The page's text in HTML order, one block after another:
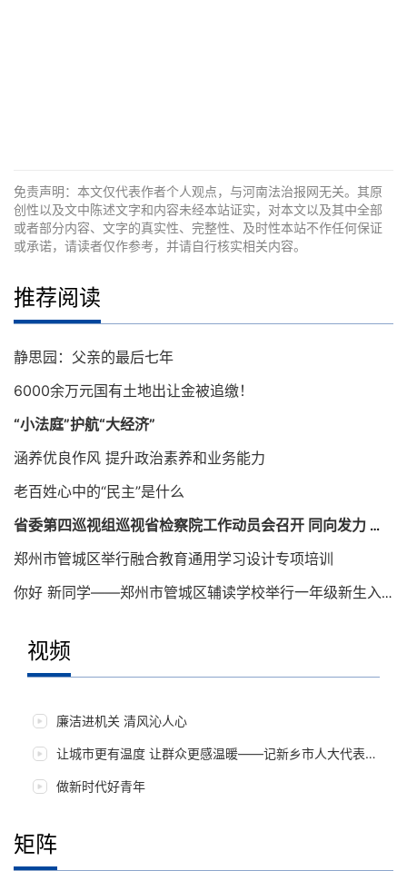
免责声明：本文仅代表作者个人观点，与河南法治报网无关。其原
创性以及文中陈述文字和内容未经本站证实，对本文以及其中全部
或者部分内容、文字的真实性、完整性、及时性本站不作任何保证
或承诺，请读者仅作参考，并请自行核实相关内容。
推荐阅读
静思园：父亲的最后七年
6000余万元国有土地出让金被追缴！
“小法庭”护航“大经济”
涵养优良作风 提升政治素养和业务能力
老百姓心中的“民主”是什么
省委第四巡视组巡视省检察院工作动员会召开 同向发力 确保巡视取得实效
郑州市管城区举行融合教育通用学习设计专项培训
你好 新同学——郑州市管城区辅读学校举行一年级新生入学仪式
视频
廉洁进机关 清风沁人心
让城市更有温度 让群众更感温暖——记新乡市人大代表朱岚岚
做新时代好青年
矩阵